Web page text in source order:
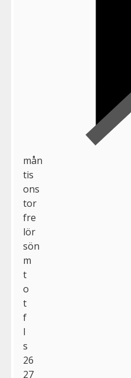
mån
tis
ons
tor
fre
lör
sön
m
t
o
t
f
l
s
26
27